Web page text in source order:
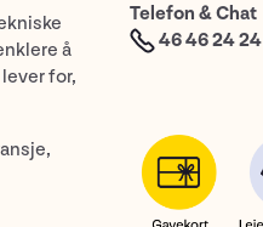
å
for,
Telefon & Chat
46 46 24 24